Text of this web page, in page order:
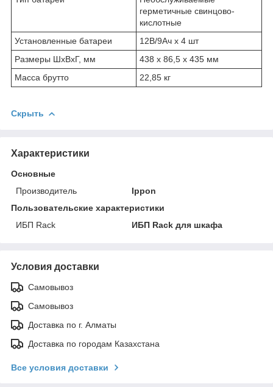
герметичные свинцово-
кислотные
Установленные батареи
12В/9Ач х 4 шт
Размеры ШxВxГ, мм
438 х 86,5 x 435 мм
Масса брутто
22,85 кг
Скрыть
Характеристики
Основные
Производитель
Ippon
Пользовательские характеристики
ИБП Rack
ИБП Rack для шкафа
Условия доставки
Самовывоз
Самовывоз
Доставка по г. Алматы
Доставка по городам Казахстана
Все условия доставки